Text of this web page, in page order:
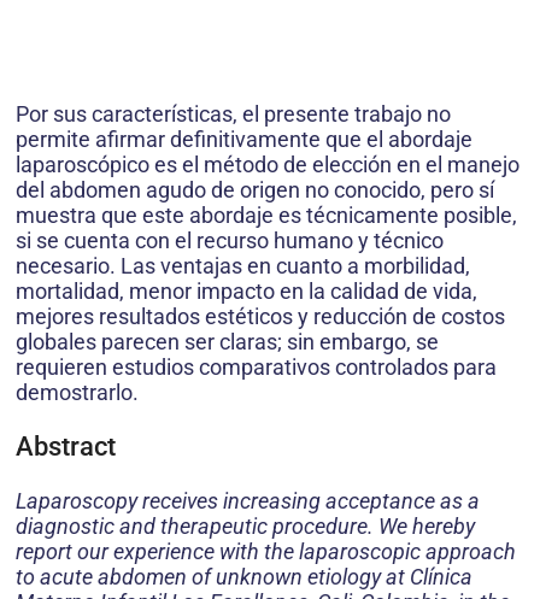
Por sus características, el presente trabajo no
permite afirmar definitivamente que el abordaje
laparoscópico es el método de elección en el manejo
del abdomen agudo de origen no conocido, pero sí
muestra que este abordaje es técnicamente posible,
si se cuenta con el recurso humano y técnico
necesario. Las ventajas en cuanto a morbilidad,
mortalidad, menor impacto en la calidad de vida,
mejores resultados estéticos y reducción de costos
globales parecen ser claras; sin embargo, se
requieren estudios comparativos controlados para
demostrarlo.
Abstract
Laparoscopy receives increasing acceptance as a
diagnostic and therapeutic procedure. We hereby
report our experience with the laparoscopic approach
to acute abdomen of unknown etiology at Clínica